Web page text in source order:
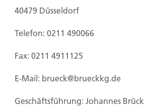
40479 Düsseldorf
Telefon: 0211 490066
Fax: 0211 4911125
E-Mail: brueck@brueckkg.de
Geschäftsführung: Johannes Brück